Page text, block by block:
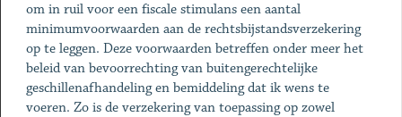
om in ruil voor een fiscale stimulans een aantal
minimumvoorwaarden aan de rechtsbijstandsverzekering
op te leggen. Deze voorwaarden betreffen onder meer het
beleid van bevoorrechting van buitengerechtelijke
geschillenafhandeling en bemiddeling dat ik wens te
voeren. Zo is de verzekering van toepassing op zowel